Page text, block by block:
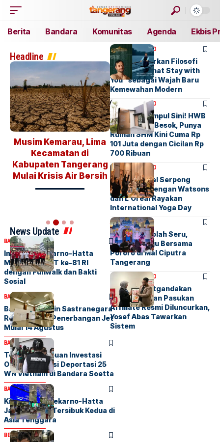
Berita Bandara Komunitas Agenda Ekbis
Headline
Musim Kemarau, Lima
Kecamatan di
Kabupaten Tangerang
Mulai Krisis Air Bersih
Ketua DPRD Kota
Tangerang Rusdi Alam
Meninggal
News Update
BANDARA BERITA
Imigrasi Soekarno-Hatta
Meriahkan HUT ke-81 RI
dengan Funwalk dan Bakti
Sosial
BANDARABERITA
Bandara Husein Sastranegara
Resmi Layani Penerbangan Jet
Mulai 14 Agustus
BANDARABERITA
Terlibat Penipuan Investasi
Online, Imigrasi Deportasi 25
WN Vietnam di Bandara Soetta
BANDARABERITA
Kian Sibuk, Soekarno-Hatta
Jadi Bandara Tersibuk Kedua di
Asia Tenggara
BERITAFEATURED
BERITA EKBIS PRO
GROHE Hadirkan Filosofi
“Showers That Stay with
You” sebagai Wajah Baru
Kemewahan Modern
BERITA EKBIS PRO
Gaji UMR Kumpul Sini! HWB
Serang Rilis Besok, Punya
Rumah SHM Kini Cuma Rp
101 Juta dengan Cicilan Rp
700 Ribuan
BERITA EKBIS PRO
HARRIS Hotel Serpong
Kolaborasi dengan Watsons
dan L’Oréal Rayakan
International Yoga Day
AGENDABERITA
Liburan Sekolah Seru,
Bermain Salju Bersama
Pororo di Mal Ciputra
Tangerang
BERITA EKBIS PRO
Buku Melipatgandakan
Omzet dengan Pasukan
Affiliate Resmi Diluncurkan,
Yosef Abas Tawarkan
Sistem